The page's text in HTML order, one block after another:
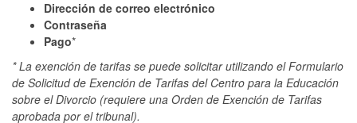
Dirección de correo electrónico
Contraseña
Pago*
* La exención de tarifas se puede solicitar utilizando el Formulario
de Solicitud de Exención de Tarifas del Centro para la Educación
sobre el Divorcio (requiere una Orden de Exención de Tarifas
aprobada por el tribunal).